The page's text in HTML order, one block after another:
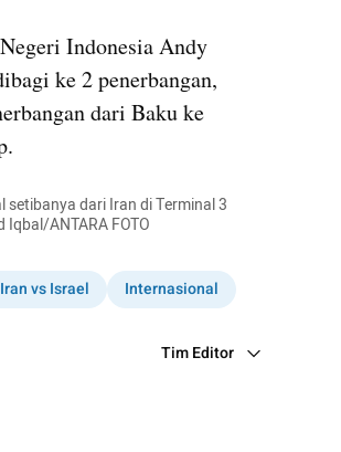
Indonesia Andy
ke 2 penerbangan,
dari Baku ke
setibanya dari Iran di Terminal 3
ANTARA FOTO
Iran vs Israel
Internasional
Tim Editor